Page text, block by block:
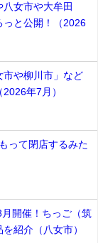
女市や大牟田
っと公開！（2026
市や柳川市」など
年7月）
って閉店するみた
月開催！ちっご（筑
紹介（八女市）